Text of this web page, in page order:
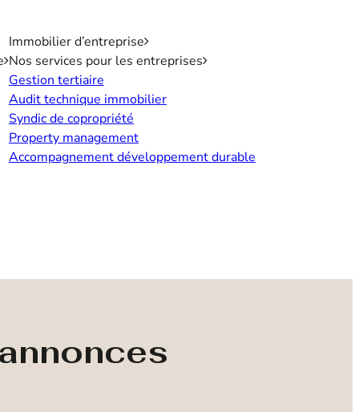
Immobilier d’entreprise
Nos services pour les entreprises
Gestion tertiaire
Audit technique immobilier
Syndic de copropriété
Property management
Accompagnement développement durable